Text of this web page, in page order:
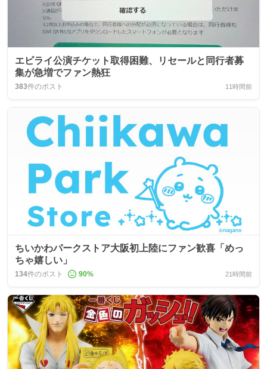
エビライ公演チケット取得困難、リセールと同行者募
集が急増でファン熱狂
383件のポスト 11時間前
ちいかわパークストア大阪初上陸にファン歓喜「めっ
ちゃ嬉しい」
134件のポスト 90% 21時間前